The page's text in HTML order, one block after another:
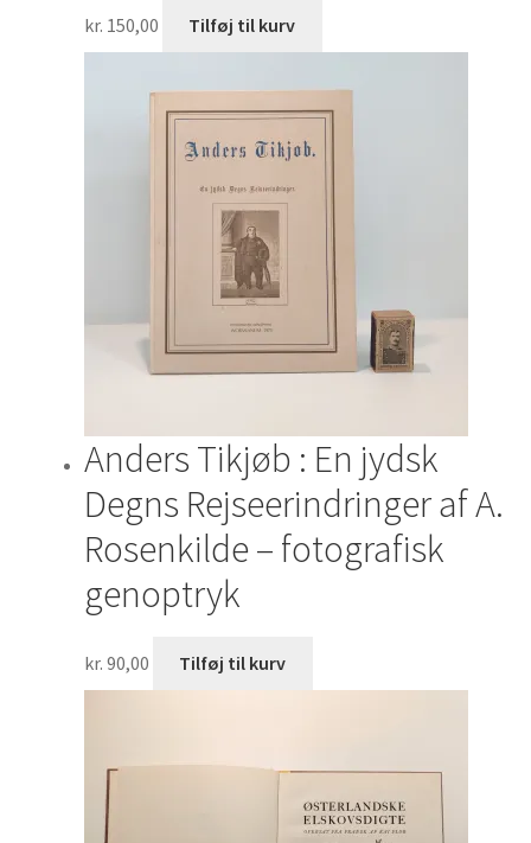
kr. 150,00 Tilføj til kurv
Anders Tikjøb : En jydsk
Degns Rejseerindringer af A.
Rosenkilde – fotografisk
genoptryk
kr. 90,00 Tilføj til kurv